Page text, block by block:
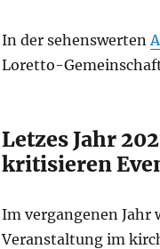
In der sehenswerten
Loretto-
Letzes Jahr
kritisieren
Im vergangenen Jahr
Veranstaltung im